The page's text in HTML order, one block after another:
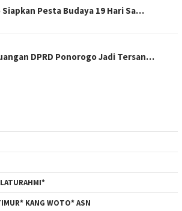
Pesta Budaya 19 Hari Sa…
DPRD Ponorogo Jadi Tersan…
KANG WOTO* ASN